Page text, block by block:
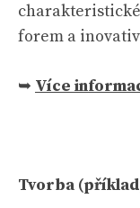
forem a
➥ Více
Tvorba